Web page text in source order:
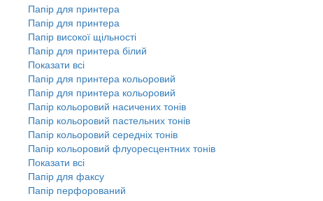
Папір для принтера
Папір для принтера
Папір високої щільності
Папір для принтера білий
Показати всі
Папір для принтера кольоровий
Папір для принтера кольоровий
Папір кольоровий насичених тонів
Папір кольоровий пастельних тонів
Папір кольоровий середніх тонів
Папір кольоровий флуоресцентних тонів
Показати всі
Папір для факсу
Папір перфорований